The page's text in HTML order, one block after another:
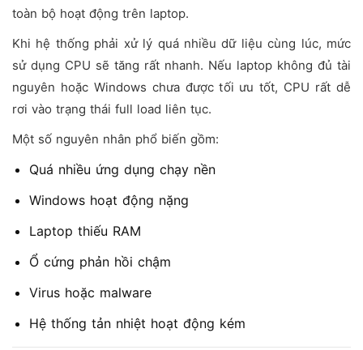
toàn bộ hoạt động trên laptop.
Khi hệ thống phải xử lý quá nhiều dữ liệu cùng lúc, mức
sử dụng CPU sẽ tăng rất nhanh. Nếu laptop không đủ tài
nguyên hoặc Windows chưa được tối ưu tốt, CPU rất dễ
rơi vào trạng thái full load liên tục.
Một số nguyên nhân phổ biến gồm:
Quá nhiều ứng dụng chạy nền
Windows hoạt động nặng
Laptop thiếu RAM
Ổ cứng phản hồi chậm
Virus hoặc malware
Hệ thống tản nhiệt hoạt động kém